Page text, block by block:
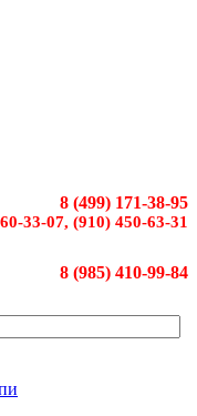
8 (499) 171-38-95
33-07, (910) 450-63-31
8 (985) 410-99-84